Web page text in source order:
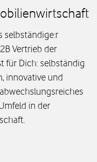
selbständige:r
Vertrieb der
für Dich: selbständig
innovative und
in der